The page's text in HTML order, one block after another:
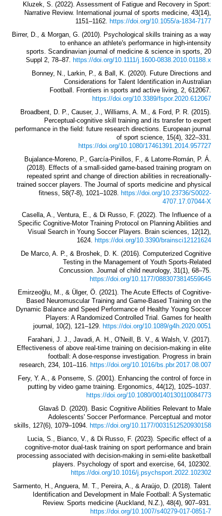
Kluzek, S. (2022). Assessment of Fatigue and Recovery in Sport:
Narrative Review. International journal of sports medicine, 43(14),
1151–1162. https://doi.org/10.1055/a-1834-7177
Birrer, D., & Morgan, G. (2010). Psychological skills training as a way
to enhance an athlete's performance in high-intensity
sports. Scandinavian journal of medicine & science in sports, 20
Suppl 2, 78–87. https://doi.org/10.1111/j.1600-0838.2010.01188.x
Bonney, N., Larkin, P., & Ball, K. (2020). Future Directions and
Considerations for Talent Identification in Australian
Football. Frontiers in sports and active living, 2, 612067.
https://doi.org/10.3389/fspor.2020.612067
Broadbent, D. P., Causer, J., Williams, A. M., & Ford, P. R. (2015).
Perceptual-cognitive skill training and its transfer to expert
performance in the field: future research directions. European journal
of sport science, 15(4), 322–331.
https://doi.org/10.1080/17461391.2014.957727
Bujalance-Moreno, P., García-Pinillos, F., & Latorre-Román, P. Á.
(2018). Effects of a small-sided game-based training program on
repeated sprint and change of direction abilities in recreationally-
trained soccer players. The Journal of sports medicine and physical
fitness, 58(7-8), 1021–1028. https://doi.org/10.23736/S0022-
4707.17.07044-X
Casella, A., Ventura, E., & Di Russo, F. (2022). The Influence of a
Specific Cognitive-Motor Training Protocol on Planning Abilities and
Visual Search in Young Soccer Players. Brain sciences, 12(12),
1624. https://doi.org/10.3390/brainsci12121624
De Marco, A. P., & Broshek, D. K. (2016). Computerized Cognitive
Testing in the Management of Youth Sports-Related
Concussion. Journal of child neurology, 31(1), 68–75.
https://doi.org/10.1177/0883073814559645
Emirzeoğlu, M., & Ülger, Ö. (2021). The Acute Effects of Cognitive-
Based Neuromuscular Training and Game-Based Training on the
Dynamic Balance and Speed Performance of Healthy Young Soccer
Players: A Randomized Controlled Trial. Games for health
journal, 10(2), 121–129. https://doi.org/10.1089/g4h.2020.0051
Farahani, J. J., Javadi, A. H., O'Neill, B. V., & Walsh, V. (2017).
Effectiveness of above real-time training on decision-making in elite
football: A dose-response investigation. Progress in brain
research, 234, 101–116. https://doi.org/10.1016/bs.pbr.2017.08.007
Fery, Y. A., & Ponserre, S. (2001). Enhancing the control of force in
putting by video game training. Ergonomics, 44(12), 1025–1037.
https://doi.org/10.1080/00140130110084773
Glavaš D. (2020). Basic Cognitive Abilities Relevant to Male
Adolescents' Soccer Performance. Perceptual and motor
skills, 127(6), 1079–1094. https://doi.org/10.1177/0031512520930158
Lucia, S., Bianco, V., & Di Russo, F. (2023). Specific effect of a
cognitive-motor dual-task training on sport performance and brain
processing associated with decision-making in semi-elite basketball
players. Psychology of sport and exercise, 64, 102302.
https://doi.org/10.1016/j.psychsport.2022.102302
Sarmento, H., Anguera, M. T., Pereira, A., & Araújo, D. (2018). Talent
Identification and Development in Male Football: A Systematic
Review. Sports medicine (Auckland, N.Z.), 48(4), 907–931.
https://doi.org/10.1007/s40279-017-0851-7